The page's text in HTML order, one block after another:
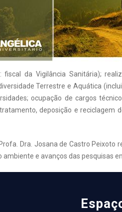
fiscal da Vigilância Sanitária);
Terrestre e Aquática
ocupação de cargos
deposição e reciclagem
Dra. Josana de Castro Peixoto
ambiente e avanços das pesquisas